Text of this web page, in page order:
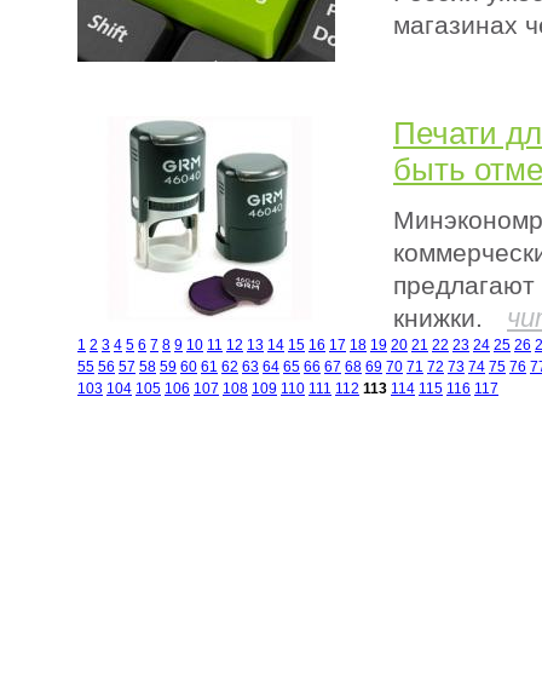
магазинах
Печати
быть
книжки.
1 2 3 4 5 6 7 8 9 10 11 12 13 14 15 16 17 18 19 20 21 22 23 24 25 26
55 56 57 58 59 60 61 62 63 64 65 66 67 68 69 70 71 72 73 74 75 76
103 104 105 106 107 108 109 110 111 112 113 114 115 116 117